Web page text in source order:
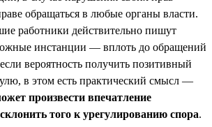
обращаться в любые органы власти.
работники действительно пишут
инстанции — вплоть до обращений
вероятность получить позитивный
в этом есть практический смысл —
произвести впечатление
того к урегулированию спора.